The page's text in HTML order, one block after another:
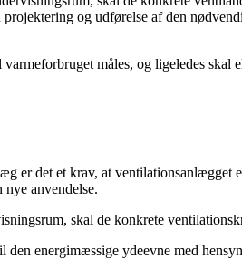
og udførelse af den
måles, og ligeledes
er det et krav, at ventilationsanlægget
anvendelse.
skal de konkrete
energimæssige ydeevne med